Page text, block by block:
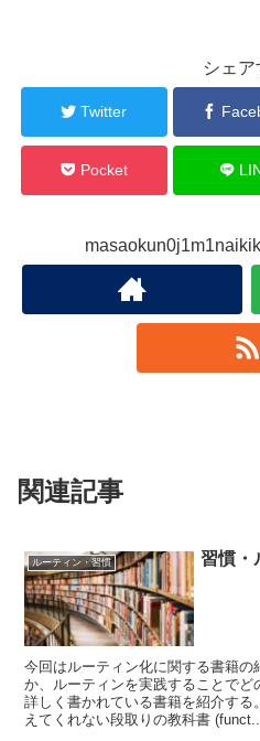
シェア
Twitter
Pocket
関連記事
ルーティン・習慣 習慣・
今回はルーティン化に関する書籍
か、ルーティンを実践することでど
詳しく書かれている書籍を紹介す
えてくれない段取りの教科書